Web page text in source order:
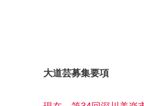
大道芸募集要項